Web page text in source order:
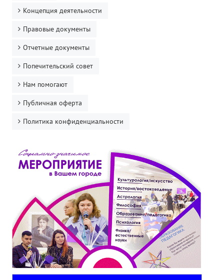
Концепция деятельности
Правовые документы
Отчетные документы
Попечительский совет
Нам помогают
Публичная оферта
Политика конфиденциальности